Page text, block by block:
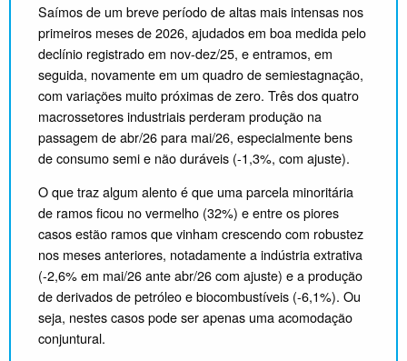
Saímos de um breve período de altas mais intensas nos
primeiros meses de 2026, ajudados em boa medida pelo
declínio registrado em nov-dez/25, e entramos, em
seguida, novamente em um quadro de semiestagnação,
com variações muito próximas de zero. Três dos quatro
macrossetores industriais perderam produção na
passagem de abr/26 para mai/26, especialmente bens
de consumo semi e não duráveis (-1,3%, com ajuste).
O que traz algum alento é que uma parcela minoritária
de ramos ficou no vermelho (32%) e entre os piores
casos estão ramos que vinham crescendo com robustez
nos meses anteriores, notadamente a indústria extrativa
(-2,6% em mai/26 ante abr/26 com ajuste) e a produção
de derivados de petróleo e biocombustíveis (-6,1%). Ou
seja, nestes casos pode ser apenas uma acomodação
conjuntural.